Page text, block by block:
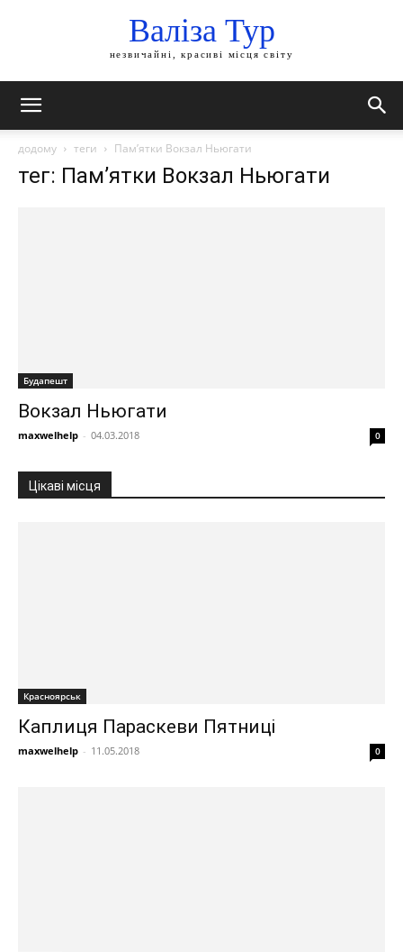
Валіза Тур
незвичайні, красиві місця світу
додому теги Пам’ятки Вокзал Ньюгати
тег: Пам’ятки Вокзал Ньюгати
Будапешт
Вокзал Ньюгати
maxwelhelp - 04.03.2018 0
Цікаві місця
Красноярськ
Каплиця Параскеви Пятниці
maxwelhelp - 11.05.2018 0